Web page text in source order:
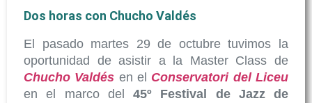
Dos horas con Chucho Valdés
El pasado martes 29 de octubre tuvimos la
oportunidad de asistir a la Master Class de
Chucho Valdés en el Conservatori del Liceu
en el marco del 45º Festival de Jazz de